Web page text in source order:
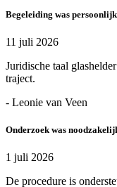
Begeleiding was persoonlijk
11 juli 2026
Juridische taal
traject.
- Leonie van Veen
Onderzoek was
1 juli 2026
De procedure is